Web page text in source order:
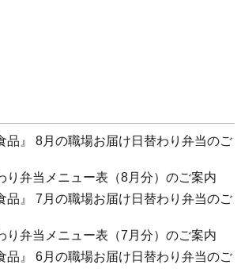
品』 8月の職場お届け日替わり弁当のご
り弁当メニュー表（8月分）のご案内
品』 7月の職場お届け日替わり弁当のご
り弁当メニュー表（7月分）のご案内
品』 6月の職場お届け日替わり弁当のご